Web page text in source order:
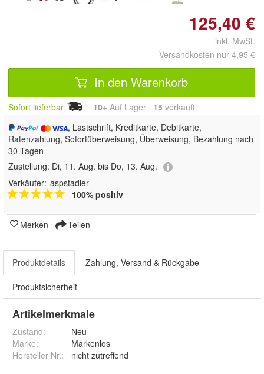
125,40 €
inkl. MwSt.
Versandkosten nur 4,95 €
In den Warenkorb
Sofort lieferbar 10+ Auf Lager 15 verkauft
, Lastschrift, Kreditkarte, Debitkarte,
Ratenzahlung, Sofortüberweisung, Überweisung, Bezahlung nach
30 Tagen
Zustellung: Di, 11. Aug. bis Do, 13. Aug.
Verkäufer: aspstadler
100% positiv
Merken Teilen
Produktdetails Zahlung, Versand & Rückgabe
Produktsicherheit
Artikelmerkmale
Zustand:
Neu
Marke:
Markenlos
Hersteller Nr.:
nicht zutreffend